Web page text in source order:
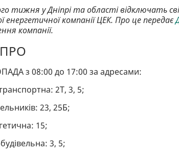
тижня у Дніпрі та області відключать
енергетичної компанії ЦЕК. Про це передає
компанії.
з 08:00 до 17:00 за адресами:
2Т, 3, 5;
23, 25Б;
15;
3, 5;